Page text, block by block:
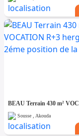
Sousse , Akouda